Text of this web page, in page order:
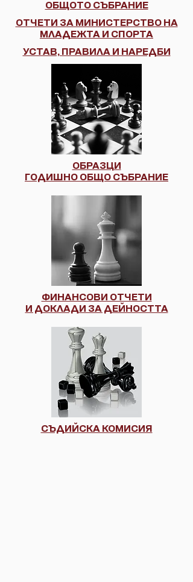
ОБЩОТО СЪБРАНИЕ
ОТЧЕТИ ЗА МИНИСТЕРСТВО НА
МЛАДЕЖТА И СПОРТА
УСТАВ, ПРАВИЛА И НАРЕДБИ
ОБРАЗЦИ
ГОДИШНО ОБЩО СЪБРАНИЕ
ФИНАНСОВИ ОТЧЕТИ
И ДОКЛАДИ ЗА ДЕЙНОСТТА
СЪДИЙСКА КОМИСИЯ